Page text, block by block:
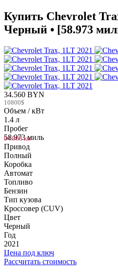
Купить Chevrolet
Черный • [58.973
34.560 BYN
10800$
Объем / кВт
1.4 л
Пробег
58.973 миль
94.908 км
Привод
Полный
Коробка
Автомат
Топливо
Бензин
Тип кузова
Кроссовер (CUV)
Цвет
Черный
Год
2021
Цена под ключ
Рассчитать стоимость